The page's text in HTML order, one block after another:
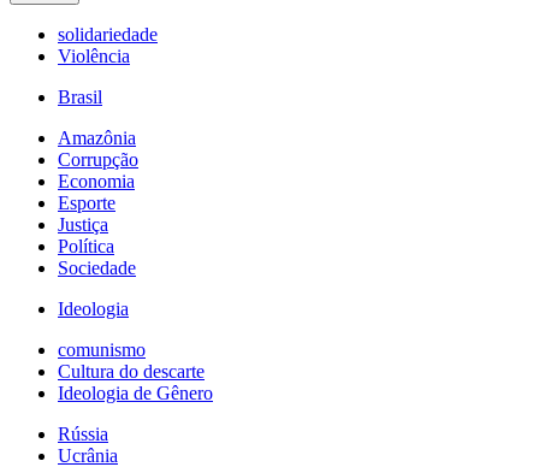
solidariedade
Violência
Brasil
Amazônia
Corrupção
Economia
Esporte
Justiça
Política
Sociedade
Ideologia
comunismo
Cultura do descarte
Ideologia de Gênero
Rússia
Ucrânia